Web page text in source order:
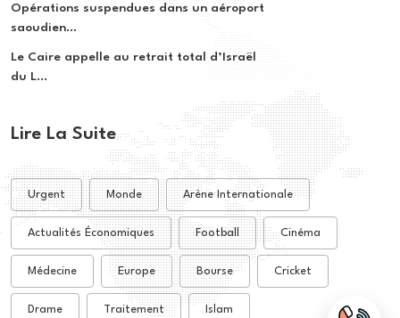
Opérations suspendues dans un aéroport
saoudien...
Le Caire appelle au retrait total d’Israël
du L...
Lire La Suite
Urgent Monde Arène Internationale
Actualités Économiques Football Cinéma
Médecine Europe Bourse Cricket
Drame Traitement Islam